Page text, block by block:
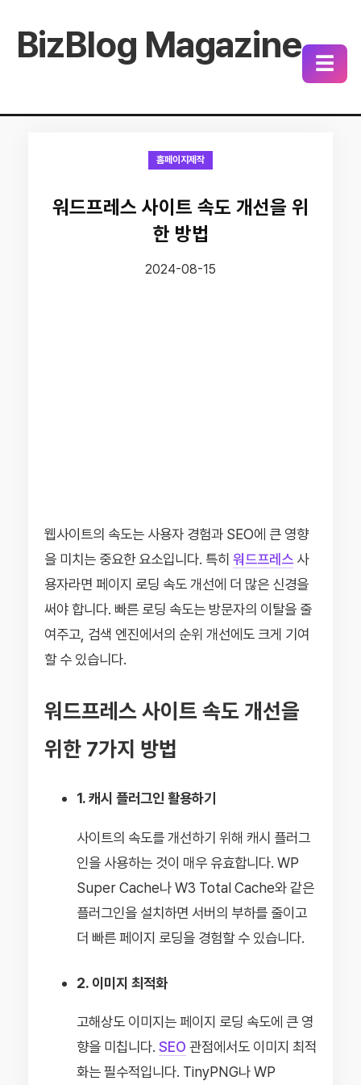
BizBlog Magazine ☰
홈페이지제작
워드프레스 사이트 속도 개선을 위
한 방법
2024-08-15
웹사이트의 속도는 사용자 경험과 SEO에 큰 영향
을 미치는 중요한 요소입니다. 특히 워드프레스 사
용자라면 페이지 로딩 속도 개선에 더 많은 신경을
써야 합니다. 빠른 로딩 속도는 방문자의 이탈을 줄
여주고, 검색 엔진에서의 순위 개선에도 크게 기여
할 수 있습니다.
워드프레스 사이트 속도 개선을
위한 7가지 방법
1. 캐시 플러그인 활용하기
사이트의 속도를 개선하기 위해 캐시 플러그
인을 사용하는 것이 매우 유효합니다. WP
Super Cache나 W3 Total Cache와 같은
플러그인을 설치하면 서버의 부하를 줄이고
더 빠른 페이지 로딩을 경험할 수 있습니다.
2. 이미지 최적화
고해상도 이미지는 페이지 로딩 속도에 큰 영
향을 미칩니다. SEO 관점에서도 이미지 최적
화는 필수적입니다. TinyPNG나 WP